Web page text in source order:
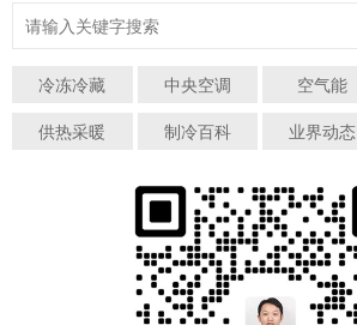
冷冻冷藏 中央空调 空气能
供热采暖
制冷百科 业界动态